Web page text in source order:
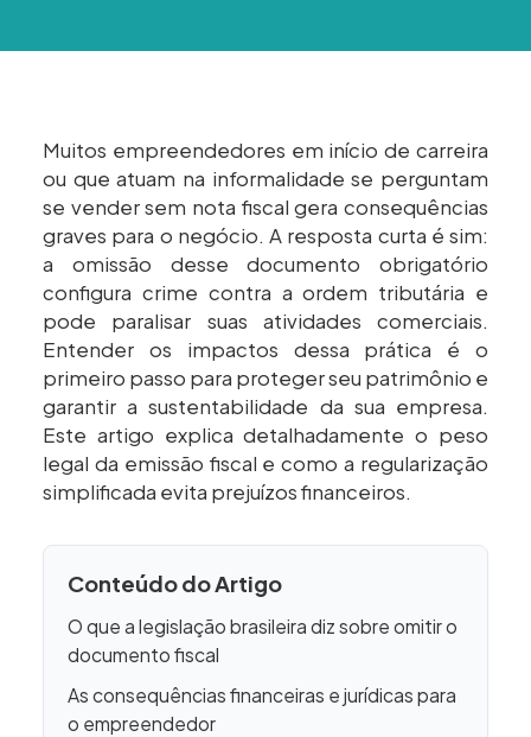
Muitos empreendedores em início de carreira
ou que atuam na informalidade se perguntam
se vender sem nota fiscal gera consequências
graves para o negócio. A resposta curta é sim:
a omissão desse documento obrigatório
configura crime contra a ordem tributária e
pode paralisar suas atividades comerciais.
Entender os impactos dessa prática é o
primeiro passo para proteger seu patrimônio e
garantir a sustentabilidade da sua empresa.
Este artigo explica detalhadamente o peso
legal da emissão fiscal e como a regularização
simplificada evita prejuízos financeiros.
Conteúdo do Artigo
O que a legislação brasileira diz sobre omitir o
documento fiscal
As consequências financeiras e jurídicas para
o empreendedor